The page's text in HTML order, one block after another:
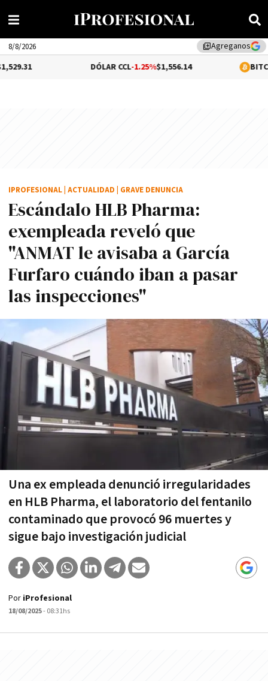
library_addAgreganos
8/8/2026
-1.25%$1,556.14 -0.06%
Escándalo HLB Pharma:
exempleada reveló que
"ANMAT le avisaba a García
Furfaro cuándo iban a pasar
las inspecciones"
Una ex empleada denunció irregularidades
en HLB Pharma, el laboratorio del fentanilo
contaminado que provocó 96 muertes y
sigue bajo investigación judicial
IPROFESIONAL ACTUALIDAD GRAVE DENUNCIA
Por iProfesional
18/08/2025- 08:31hs